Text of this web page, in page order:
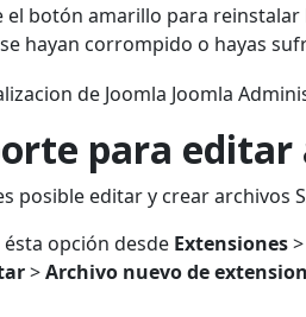
el botón amarillo para reinstalar
hayan corrompido o hayas
para editar
posible editar y crear archivos
ésta opción desde Extensiones>
>Archivo nuevo de